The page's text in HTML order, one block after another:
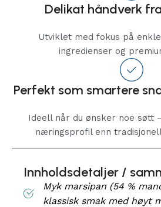
Delikat håndverk
Utviklet med fokus på
ingredienser og
Perfekt som smartere
Ideell når du ønsker noe søtt
næringsprofil enn
Innholdsdetaljer /
Myk marsipan (54 %
klassisk smak med høyt